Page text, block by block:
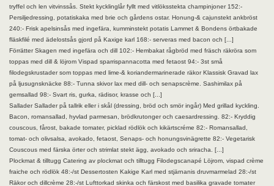
tryffel och len vitvinssås. Stekt kycklinglår fyllt med vitlöksstekta champinjoner 152:-
Persiljedressing, potatiskaka med brie och gårdens ostar. Honung-& cajunstekt ankbröst
240:- Frisk apelsinsås med ingefära, kumminstekt potatis Lammet & Bondens örtbakade
fläskfilé med ädelostsås gjord på Kaxige karl 168:- serveras med bacon och [...]
Förrätter Skagen med ingefära och dill 102:- Hembakat rågbröd med fräsch räkröra som
toppas med dill & löjrom Vispad sparrispannacotta med fetaost 94:- 3st små
filodegskrustader som toppas med lime-& koriandermarinerade räkor Klassisk Gravad lax
på ljusugnsknäcke 88:- Tunna skivor lax med dill- och senapscrème. Sashimilax på
gemsallad 98:- Svart ris, gurka, rädisor, krasse och [...]
Sallader Sallader på tallrik eller i skål (dressing, bröd och smör ingår) Med grillad kyckling.
Bacon, romansallad, hyvlad parmesan, brödkrutonger och caesardressing. 82:- Kryddig
couscous, fårost, bakade tomater, picklad rödlök och kikärtscréme 82:- Romansallad,
tomat- och olivsalsa, avokado, fetaost, Senaps- och honungsvinägrette 82:- Vegetarisk
Couscous med färska örter och strimlat stekt ägg, avokado och sriracha. [...]
Plockmat & tilltugg Catering av plockmat och tilltugg Filodegscanapé Löjrom, vispad crème
fraiche och rödlök 48:-/st Dessertosten Kakige Karl med stjärnanis druvmarmelad 28:-/st
Räkor och dillcrème 28:-/st Lufttorkad skinka och färskost med basilika gravade tomater